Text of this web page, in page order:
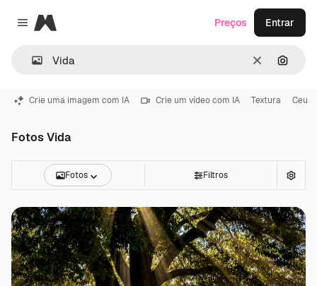
Close menu
Magnific
Limpar
Preços Entrar
Crie uma imagem com IA Crie um vídeo com IA Textura Ceu
Fotos Vida
Fotos Filtros